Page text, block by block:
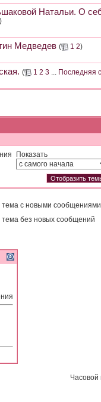
Натальи. О
)
Медведев ( 1 2)
( 1 2 3 ... Последняя
Показать
тема с новыми сообщениями
без новых сообщений
Часовой